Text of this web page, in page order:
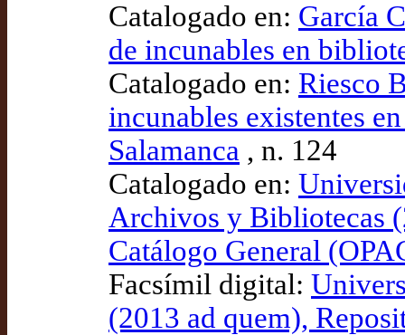
Catalogado en: García
de incunables en
Catalogado en: Riesco
incunables existentes
Salamanca , n. 124
Catalogado en:
Archivos y Bibliotecas
Catálogo General
Facsímil digital:
(2013 ad quem),